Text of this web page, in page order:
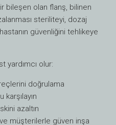
bileşen olan flanş, bilinen
steriliteyi, dozaj
güvenliğini tehlikeye
yardımcı olur:
doğrulama
azaltın
müşterilerle güven inşa